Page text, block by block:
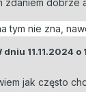
zdaniem dobrze
tym nie zna,
dniu 11.11.2024 o
jak często